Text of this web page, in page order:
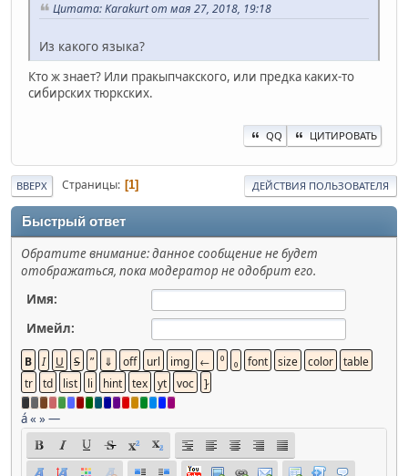
Цитата: Karakurt от мая 27, 2018, 19:18
Из какого языка?
Кто ж знает? Или пракыпчакского, или предка каких-то
сибирских тюркских.
QQ ЦИТИРОВАТЬ
ВВЕРХ Страницы 1 ДЕЙСТВИЯ ПОЛЬЗОВАТЕЛЯ
Быстрый ответ
Обратите внимание: данное сообщение не будет
отображаться, пока модератор не одобрит его.
Имя:
Имейл:
á« »—